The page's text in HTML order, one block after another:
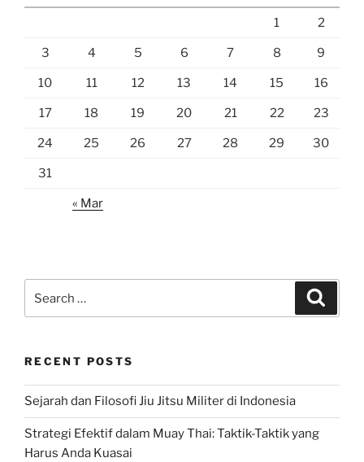
1 2
3 4 5 6 7 8 9
10 11 12 13 14 15 16
17 18 19 20 21 22 23
24 25 26 27 28 29 30
31
« Mar
for:
RECENT POSTS
Sejarah dan Filosofi Jiu Jitsu Militer di Indonesia
Strategi Efektif dalam Muay Thai: Taktik-Taktik yang
Harus Anda Kuasai